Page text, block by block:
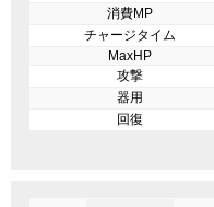
消費MP
チャージタイム
MaxHP
攻撃
器用
回復